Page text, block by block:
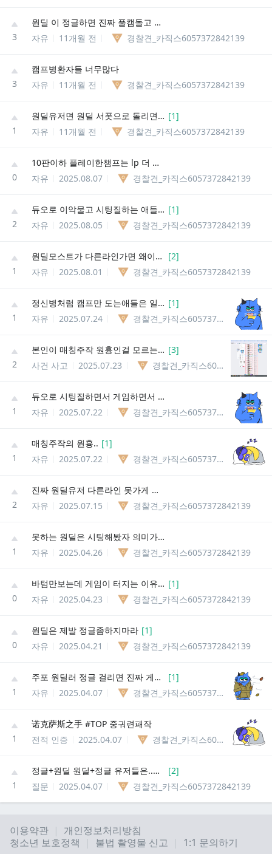
3
원딜 이 정글하면 진짜 풀캠돌고 바텀만 감
자유
11개월 전 경찰견_카직스6057372842139
3
캠프병환자들 너무많다
자유
11개월 전 경찰견_카직스6057372842139
1
원딜유저면 원딜 서폿으로 돌리면 안댐? [1]
자유
11개월 전 경찰견_카직스6057372842139
0
10판이하 플레이한챔프는 lp 더 떨어져야 된다고 생각함
자유
2025.08.07 경찰견_카직스6057372842139
2
듀오로 이악물고 시팅질하는 애들 ㅈㄴ많네 오늘 [1]
자유
2025.08.05 경찰견_카직스6057372842139
1
원딜모스트가 다른라인가면 왜이렇게 싸는거지 [2]
자유
2025.08.01 경찰견_카직스6057372842139
1
정신병처럼 캠프만 도는애들은 일부러 그러는걸까? [1]
자유
2025.07.24 경찰견_카직스6057372842139
2
본인이 매칭주작 원흉인걸 모르는게 무섭다.. [3]
사건 사고
2025.07.23 경찰견_카직스6057372842139
1
듀오로 시팅질하면서 게임하면서 캐리는 왜못함?
자유
2025.07.22 경찰견_카직스6057372842139
1
매칭주작의 원흉.. [1]
자유
2025.07.22 경찰견_카직스6057372842139
2
진짜 원딜유저 다른라인 못가게 패치좀해라
자유
2025.07.15 경찰견_카직스6057372842139
1
못하는 원딜은 시팅해봤자 의미가 없다는걸 왜모를까..
자유
2025.04.26 경찰견_카직스6057372842139
0
바텀만보는데 게임이 터지는 이유가 뭘까 [1]
자유
2025.04.23 경찰견_카직스6057372842139
0
원딜은 제발 정글좀하지마라 [1]
자유
2025.04.21 경찰견_카직스6057372842139
1
주포 원딜러 정글 걸리면 진짜 게임을 못이겠네 [1]
자유
2025.04.07 경찰견_카직스6057372842139
1
诺克萨斯之手 #TOP 중궈련패작
전적 인증
2025.04.07 경찰견_카직스6057372842139
1
정글+원딜 원딜+정글 유저들은..대체.. [2]
질문
2025.04.07 경찰견_카직스6057372842139
이용약관
개인정보처리방침
청소년 보호정책
불법 촬영물 신고 1:1 문의하기